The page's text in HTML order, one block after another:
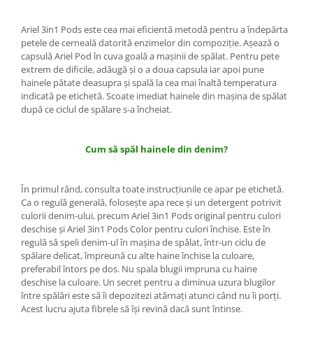
Ariel 3in1 Pods este cea mai eficientă metodă pentru a îndepărta
petele de cerneală datorită enzimelor din compoziţie. Aşează o
capsulă Ariel Pod în cuva goală a maşinii de spălat. Pentru pete
extrem de dificile, adăugă şi o a doua capsula iar apoi pune
hainele pătate deasupra şi spală la cea mai înaltă temperatura
indicată pe etichetă. Scoate imediat hainele din maşina de spălat
după ce ciclul de spălare s-a încheiat.
Cum să spăl hainele din denim?
În primul rând, consulta toate instrucţiunile ce apar pe etichetă.
Ca o regulă generală, foloseşte apa rece şi un detergent potrivit
culorii denim-ului, precum Ariel 3in1 Pods original pentru culori
deschise şi Ariel 3in1 Pods Color pentru culori închise. Este în
regulă să speli denim-ul în maşina de spălat, într-un ciclu de
spălare delicat, împreună cu alte haine închise la culoare,
preferabil întors pe dos. Nu spala blugii impruna cu haine
deschise la culoare. Un secret pentru a diminua uzura blugilor
între spălări este să îi depozitezi atârnaţi atunci când nu îi porţi.
Acest lucru ajuta fibrele să îşi revină dacă sunt întinse.